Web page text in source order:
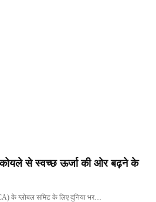
से स्वच्छ ऊर्जा की ओर बढ़ने के
के ग्लोबल समिट के लिए दुनिया भर…